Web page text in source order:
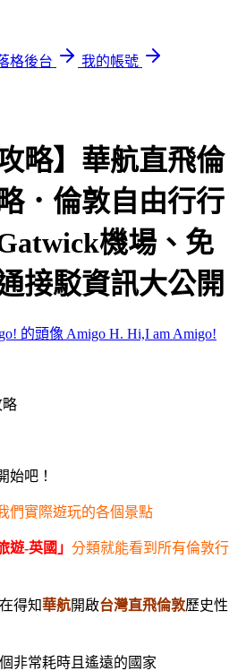
格後台
我的帳號
略】華航直飛倫
．倫敦自由行行
機場、免
接駁資訊大公開
Amigo H. Hi,I am Amigo!
始吧！
們實際遊玩的各個景點
遊-英國 」 分類就能看到所有倫敦行
得知華航開啟台灣直飛倫敦歷史性
非常耗時且遙遠的國家